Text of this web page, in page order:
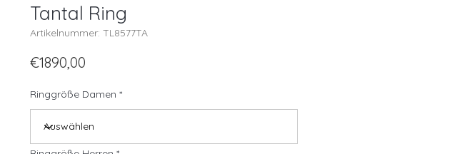
Tantal Ring
Artikelnummer: TL8577TA
€1890,00
Ringgröße Damen